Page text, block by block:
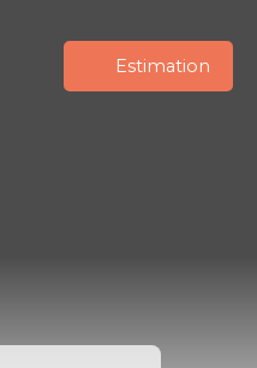
Estimation